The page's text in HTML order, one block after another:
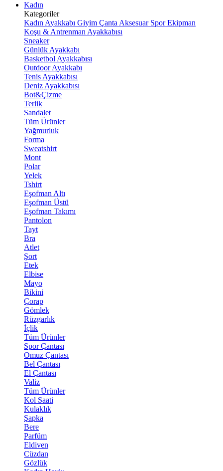
Kadın
Kategoriler
Kadın Ayakkabı Giyim Çanta Aksesuar Spor Ekipman
Koşu & Antrenman Ayakkabısı
Sneaker
Günlük Ayakkabı
Basketbol Ayakkabısı
Outdoor Ayakkabı
Tenis Ayakkabısı
Deniz Ayakkabısı
Bot&Çizme
Terlik
Sandalet
Tüm Ürünler
Yağmurluk
Forma
Sweatshirt
Mont
Polar
Yelek
Tshirt
Eşofman Altı
Eşofman Üstü
Eşofman Takımı
Pantolon
Tayt
Bra
Atlet
Şort
Etek
Elbise
Mayo
Bikini
Çorap
Gömlek
Rüzgarlık
İçlik
Tüm Ürünler
Spor Çantası
Omuz Çantası
Bel Çantası
El Çantası
Valiz
Tüm Ürünler
Kol Saati
Kulaklık
Şapka
Bere
Parfüm
Eldiven
Cüzdan
Gözlük